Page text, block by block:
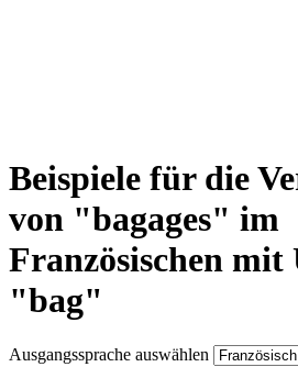
Beispiele für die
von "bagages" im
Französischen mit
"bag"
Ausgangssprache auswählen